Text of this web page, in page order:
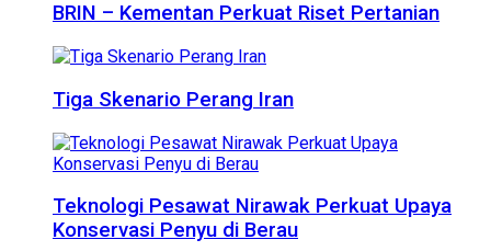
BRIN – Kementan Perkuat Riset Pertanian
Tiga Skenario Perang Iran
Teknologi Pesawat Nirawak Perkuat Upaya
Konservasi Penyu di Berau